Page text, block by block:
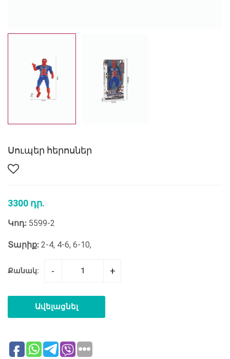
Սուպեր հերոսներ
3300 դր.
Կոդ: 5599-2
Տարիք: 2-4, 4-6, 6-10,
Քանակ: - +
Ավելացնել